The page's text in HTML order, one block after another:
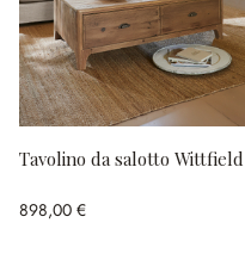
Tavolino da salotto Wittfield
898,00 €